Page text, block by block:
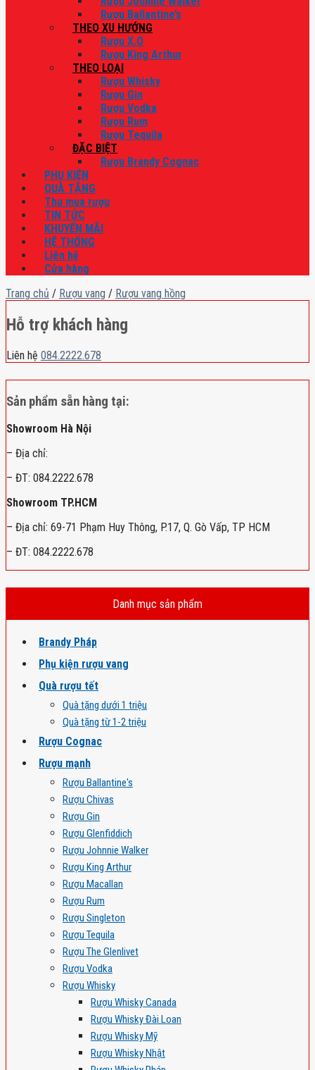
Rượu Ballantine’s
THEO XU HƯỚNG
Rượu X.O
Rượu King Arthur
THEO LOẠI
Rượu Whisky
Rượu Gin
Rượu Vodka
Rượu Rum
Rượu Tequila
ĐẶC BIỆT
Rượu Brandy Cognac
PHỤ KIỆN
QUÀ TẶNG
Thu mua rượu
TIN TỨC
KHUYẾN MÃI
HỆ THỐNG
Liên hệ
Cửa hàng
Trang chủ / Rượu vang / Rượu vang hồng
Hỗ trợ khách hàng
Liên hệ 084.2222.678
Sản phẩm sẵn hàng tại:
Showroom Hà Nội
– Địa chỉ:
– ĐT: 084.2222.678
Showroom TP.HCM
– Địa chỉ: 69-71 Phạm Huy Thông, P.17, Q. Gò Vấp, TP HCM
– ĐT: 084.2222.678
Danh mục sản phẩm
Brandy Pháp
Phụ kiện rượu vang
Quà rượu tết
Quà tặng dưới 1 triệu
Quà tặng từ 1-2 triệu
Rượu Cognac
Rượu mạnh
Rượu Ballantine's
Rượu Chivas
Rượu Gin
Rượu Glenfiddich
Rượu Johnnie Walker
Rượu King Arthur
Rượu Macallan
Rượu Rum
Rượu Singleton
Rượu Tequila
Rượu The Glenlivet
Rượu Vodka
Rượu Whisky
Rượu Whisky Canada
Rượu Whisky Đài Loan
Rượu Whisky Mỹ
Rượu Whisky Nhật